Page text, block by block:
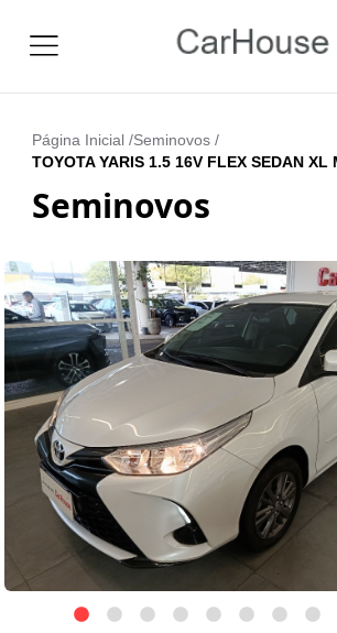
Página Inicial /Seminovos /
TOYOTA YARIS 1.5 16V FLEX SEDAN XL
Seminovos